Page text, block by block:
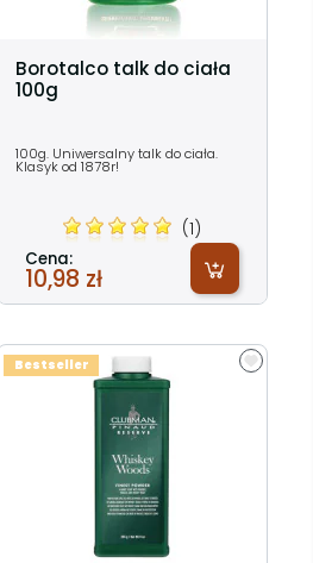
Borotalco talk do ciała
100g
100g. Uniwersalny talk do ciała.
Klasyk od 1878r!
(1)
Cena:
10,98 zł
Bestseller